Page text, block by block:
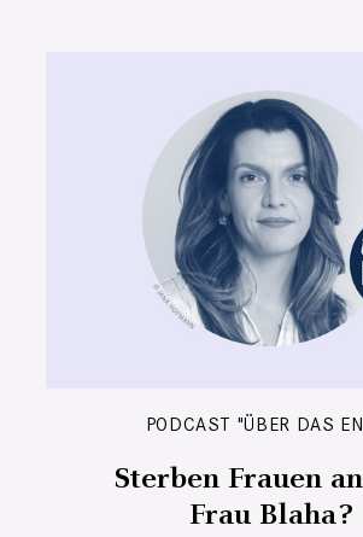
PODCAST "ÜBER DAS
Sterben Frauen
Frau Blaha?